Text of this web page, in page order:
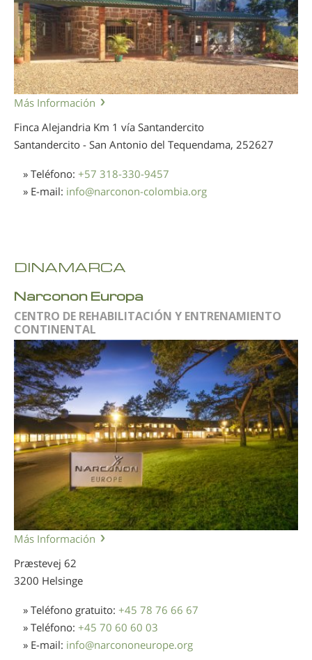
Más Información
Finca Alejandria Km 1 vía Santandercito
Santandercito - San Antonio del Tequendama, 252627
» Teléfono: +57 318-330-9457
» E-mail: info@narconon-colombia.org
DINAMARCA
Narconon Europa
CENTRO DE REHABILITACIÓN Y ENTRENAMIENTO
CONTINENTAL
Más Información
Præstevej 62
3200 Helsinge
» Teléfono gratuito: +45 78 76 66 67
» Teléfono: +45 70 60 60 03
» E-mail: info@narcononeurope.org